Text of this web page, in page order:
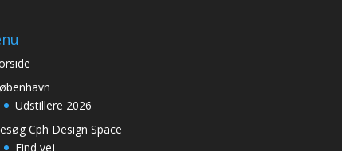
Udstillere 2026
Cph Design Space
Find vej